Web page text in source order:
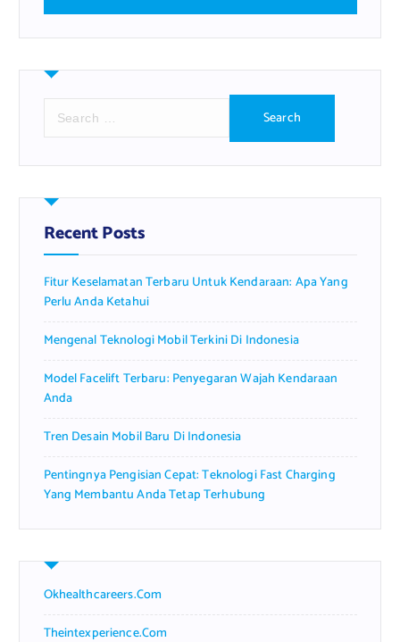
r
h
f
o
:
Recent Posts
Fitur Keselamatan Terbaru Untuk Kendaraan: Apa Yang
Perlu Anda Ketahui
Mengenal Teknologi Mobil Terkini Di Indonesia
Model Facelift Terbaru: Penyegaran Wajah Kendaraan
Anda
Tren Desain Mobil Baru Di Indonesia
Pentingnya Pengisian Cepat: Teknologi Fast Charging
Yang Membantu Anda Tetap Terhubung
Okhealthcareers.com
Theintexperience.com